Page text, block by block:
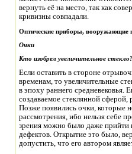
вернуть её на место, так как
кривизны совпадали.
Оптические приборы, вооружающие
Очки
Кто изобрел увеличительное
Если оставить в стороне
временам, то увеличительные
в эпоху раннего средневековья.
создаваемое стеклянной
Позже появились очки, которые
рассмотрения, ибо нельзя себе
зрения можно было даже прийти
дефектов. Открытие это было,
допустить, что его автором